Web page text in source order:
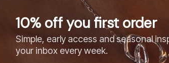
10% off you first order
Simple, early access and seasonal
your inbox every week.